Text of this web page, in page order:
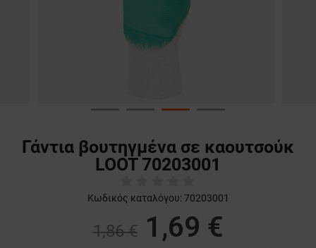
Γάντια βουτηγμένα σε καουτσούκ
LOOT 70203001
Κωδικός καταλόγου: 70203001
1,86 € 1,69 €